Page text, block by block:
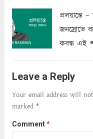
প্রলয়ান্তে
জনস্রোতে
কবন্ধ এই
আমার
আনে
Leave a Reply
Your email address will
marked *
Comment*